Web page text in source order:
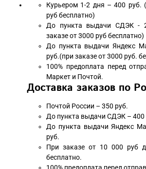
Курьером 1-2 дня – 400 руб.
руб бесплатно)
До пункта выдачи СДЭК -
заказе от 3000 руб бесплатно)
До пункта выдачи Яндекс
руб.(при заказе от 3000 руб.
100% предоплата перед
Маркет и Почтой.
Доставка заказов по
Почтой России – 350 руб.
До пункта выдачи СДЭК – 400
До пункта выдачи Яндекс
руб.
При заказе от 10 000 руб
бесплатно.